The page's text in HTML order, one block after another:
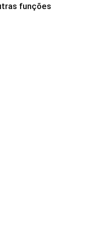
funções